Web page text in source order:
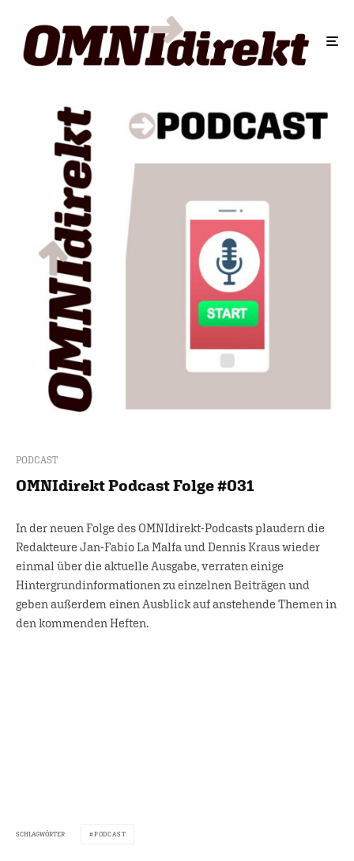
PODCAST
OMNIdirekt Podcast Folge #031
In der neuen Folge des OMNIdirekt-Podcasts plaudern die
Redakteure Jan-Fabio La Malfa und Dennis Kraus wieder
einmal über die aktuelle Ausgabe, verraten einige
Hintergrundinformationen zu einzelnen Beiträgen und
geben außerdem einen Ausblick auf anstehende Themen in
den kommenden Heften.
SCHLAGWÖRTER PODCAST